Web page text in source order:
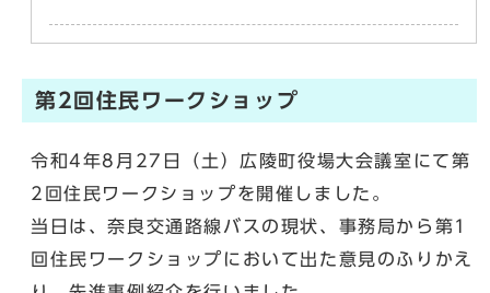
第2回住民ワークショップ
令和4年8月27日（土）広陵町役場大会議室にて第
2回住民ワークショップを開催しました。
当日は、奈良交通路線バスの現状、事務局から第1
回住民ワークショップにおいて出た意見のふりかえ